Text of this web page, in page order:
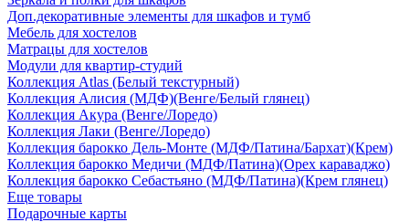
Доп.декоративные элементы для шкафов и тумб
Мебель для хостелов
Матрацы для хостелов
Модули для квартир-студий
Коллекция Atlas (Белый текстурный)
Коллекция Алисия (МДФ)(Венге/Белый глянец)
Коллекция Акура (Венге/Лоредо)
Коллекция Лаки (Венге/Лоредо)
Коллекция барокко Дель-Монте (МДФ/Патина/Бархат)(Крем)
Коллекция барокко Медичи (МДФ/Патина)(Орех караваджо)
Коллекция барокко Себастьяно (МДФ/Патина)(Крем глянец)
Еще товары
Подарочные карты